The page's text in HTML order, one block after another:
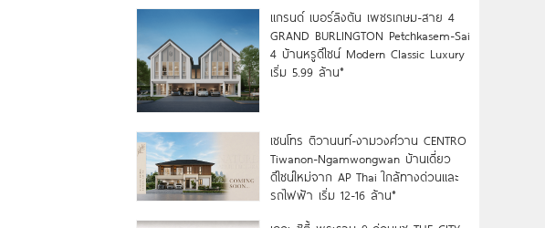
แกรนด์ เบอร์ลิงตัน เพชรเกษม-สาย 4
GRAND BURLINGTON Petchkasem-Sai
4 บ้านหรูดีไซน์ Modern Classic Luxury
เริ่ม 5.99 ล้าน*
เซนโทร ติวานนท์-งามวงศ์วาน CENTRO
Tiwanon-Ngamwongwan บ้านเดี่ยว
ดีไซน์ใหม่จาก AP Thai ใกล้ทางด่วนและ
รถไฟฟ้า เริ่ม 12-16 ล้าน*